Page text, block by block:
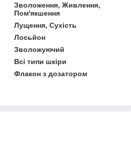
Зволоження, Живлення,
Пом'якшення
Лущення, Сухість
Лосьйон
Зволожуючий
Всі типи шкіри
Флакон з дозатором